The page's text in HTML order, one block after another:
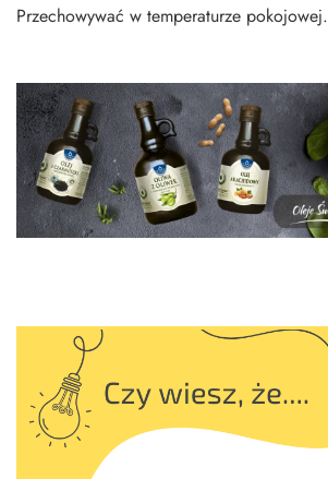
Przechowywać w temperaturze pokojowej.